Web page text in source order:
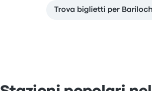
Trova biglietti per